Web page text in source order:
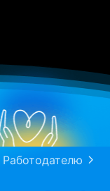
Работодателю